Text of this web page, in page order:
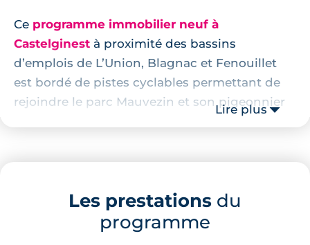
Ce programme immobilier neuf à
Castelginest à proximité des bassins
d’emplois de L’Union, Blagnac et Fenouillet
est bordé de pistes cyclables permettant de
rejoindre le parc Mauvezin et son pigeonnier
du XIXe siècle ou les berges aménagées de
plusieurs écoles maternelle et élémentaire et
un collège sont joignables en 15 minutes de
marche (5 minutes pour le collège). La
Lire plus
Les prestations du
programme